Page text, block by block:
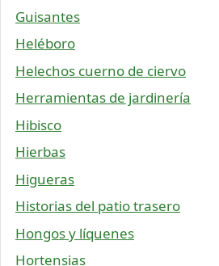
Guisantes
Heléboro
Helechos cuerno de ciervo
Herramientas de jardinería
Hibisco
Hierbas
Higueras
Historias del patio trasero
Hongos y líquenes
Hortensias